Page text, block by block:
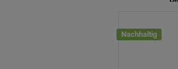
Nachhaltig